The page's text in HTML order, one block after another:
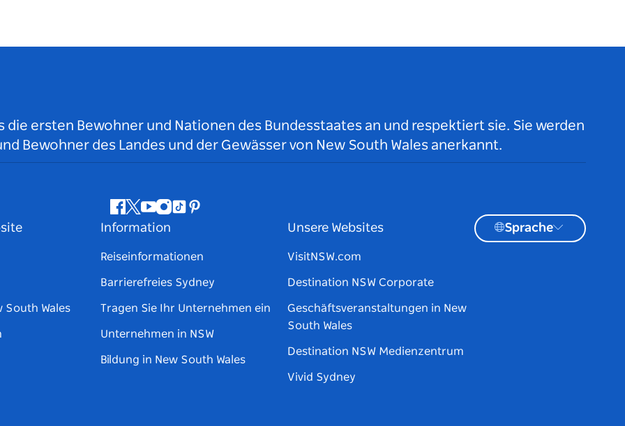
die ersten Bewohner und Nationen des Bundesstaates an und respektiert sie. Sie werden
Bewohner des Landes und der Gewässer von New South Wales anerkannt.
Facebook
Twitter
YouTube
Instagram
TikTokPinterest
South Wales
Information
Reiseinformationen
Barrierefreies Sydney
Tragen Sie Ihr Unternehmen ein
Unternehmen in NSW
Bildung in New South Wales
Unsere Websites
VisitNSW.com
Destination NSW Corporate
Geschäftsveranstaltungen in New
South Wales
Destination NSW Medienzentrum
Vivid Sydney
Sprache